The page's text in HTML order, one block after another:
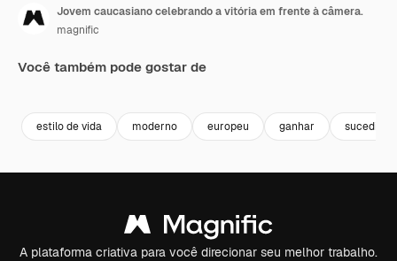
Jovem caucasiano celebrando a vitória em frente à câmera.
magnific
Você também pode gostar de
estilo de vida moderno europeu ganhar sucedido
A plataforma criativa para você direcionar seu melhor trabalho.